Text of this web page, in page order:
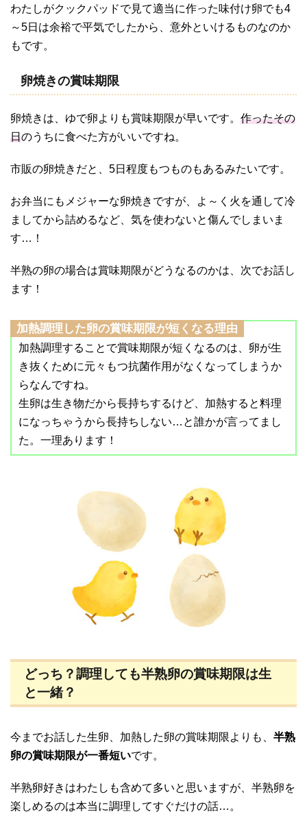
わたしがクックパッドで見て適当に作った味付け卵でも4
～5日は余裕で平気でしたから、意外といけるものなのか
もです。
卵焼きの賞味期限
卵焼きは、ゆで卵よりも賞味期限が早いです。 作ったその
日のうちに食べた方がいいですね。
市販の卵焼きだと、5日程度もつものもあるみたいです。
お弁当にもメジャーな卵焼きですが、よ～く火を通して冷
ましてから詰めるなど、気を使わないと傷んでしまいま
す…！
半熟の卵の場合は賞味期限がどうなるのかは、次でお話し
ます！
加熱調理した卵の賞味期限が短くなる理由
加熱調理することで賞味期限が短くなるのは、卵が生
き抜くために元々もつ抗菌作用がなくなってしまうか
らなんですね。
生卵は生き物だから長持ちするけど、加熱すると料理
になっちゃうから長持ちしない…と誰かが言ってまし
た。一理あります！
どっち？調理しても半熟卵の賞味期限は生
と一緒？
今までお話した生卵、加熱した卵の賞味期限よりも、 半熟
卵の賞味期限が一番短いです。
半熟卵好きはわたしも含めて多いと思いますが、半熟卵を
楽しめるのは本当に調理してすぐだけの話…。